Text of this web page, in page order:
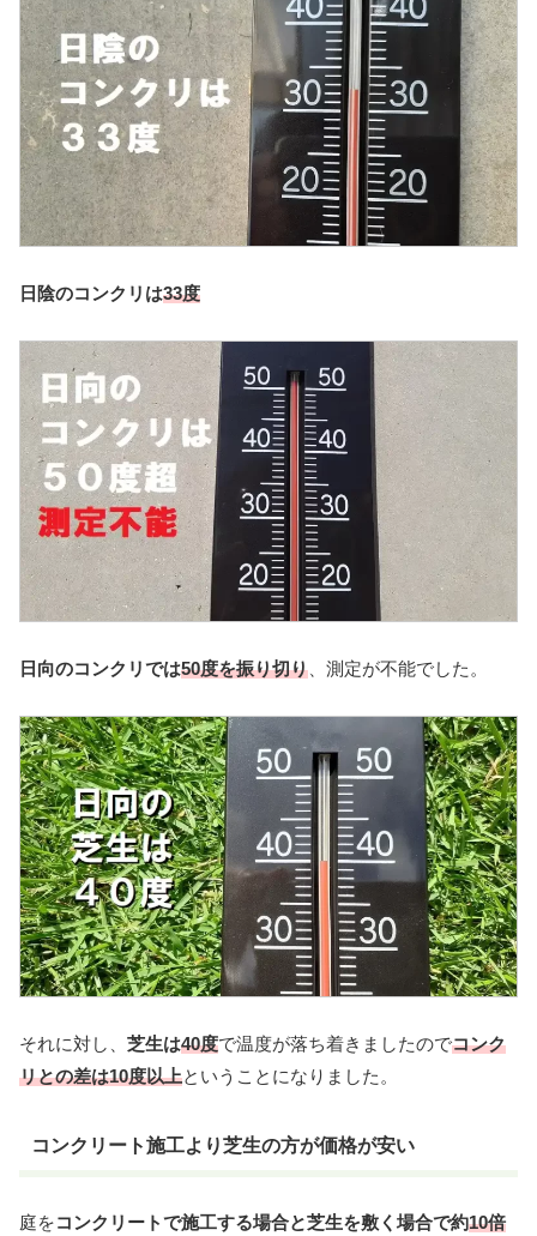
日陰のコンクリは33度
日向のコンクリでは50度を振り切り 、測定が不能でした。
それに対し、 芝生は40度で温度が落ち着きましたのでコンク
リとの差は10度以上ということになりました。
コンクリート施工より芝生の方が価格が安い
庭をコンクリートで施工する場合と芝生を敷く場合で約10倍